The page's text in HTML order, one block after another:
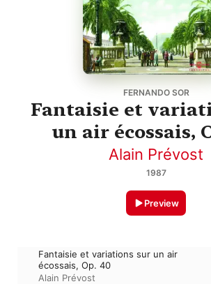
FERNANDO SOR
Fantaisie et
un air écossais,
Alain Prévost
1987
Preview
Fantaisie et variations sur un air
écossais, Op. 40
Alain Prévost